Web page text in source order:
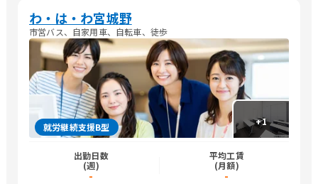
わ・は・わ宮城野
市営バス、自家用車、自転車、徒歩
+1
就労継続支援B型
出勤日数
(週)
-
平均工賃
(月額)
-